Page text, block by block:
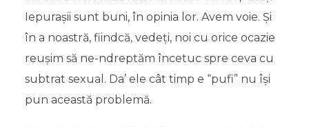
Iepurașii sunt buni, în opinia lor. Avem voie. Și
în a noastră, fiindcă, vedeți, noi cu orice ocazie
reușim să ne-ndreptăm încetuc spre ceva cu
subtrat sexual. Da’ ele cât timp e “pufi” nu își
pun această problemă.